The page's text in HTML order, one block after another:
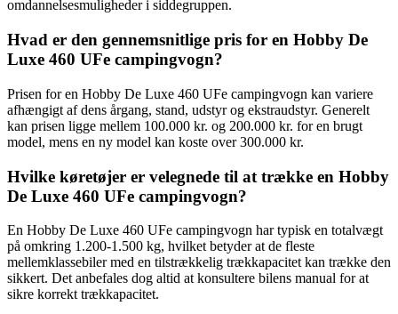
omdannelsesmuligheder i siddegruppen.
Hvad er den gennemsnitlige pris for en Hobby De
Luxe 460 UFe campingvogn?
Prisen for en Hobby De Luxe 460 UFe campingvogn kan variere
afhængigt af dens årgang, stand, udstyr og ekstraudstyr. Generelt
kan prisen ligge mellem 100.000 kr. og 200.000 kr. for en brugt
model, mens en ny model kan koste over 300.000 kr.
Hvilke køretøjer er velegnede til at trække en Hobby
De Luxe 460 UFe campingvogn?
En Hobby De Luxe 460 UFe campingvogn har typisk en totalvægt
på omkring 1.200-1.500 kg, hvilket betyder at de fleste
mellemklassebiler med en tilstrækkelig trækkapacitet kan trække den
sikkert. Det anbefales dog altid at konsultere bilens manual for at
sikre korrekt trækkapacitet.